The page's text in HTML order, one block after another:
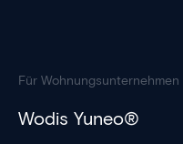
Für Wohnungsunternehmen
Wodis Yuneo®